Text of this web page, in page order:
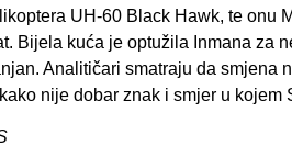
UH-60 Black Hawk, te onu
Bijela kuća je optužila Inmana za
Analitičari smatraju da smjena
nije dobar znak i smjer u kojem